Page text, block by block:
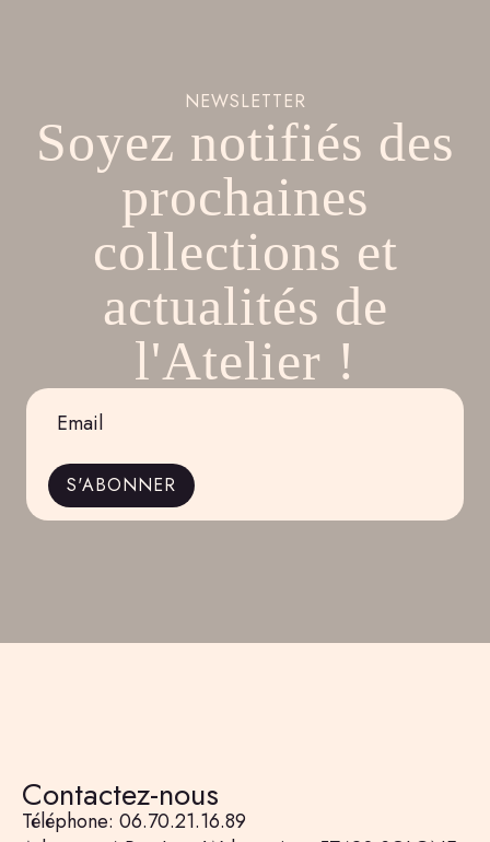
NEWSLETTER
Soyez notifiés des
prochaines
collections et
actualités de
l'Atelier !
*
S'ABONNER
Contactez-nous
Téléphone: 06.70.21.16.89